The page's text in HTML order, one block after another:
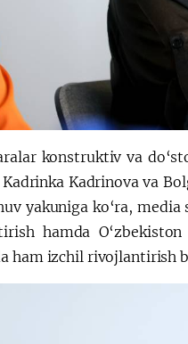
konstruktiv va
Kadrinka Kadrinova va
yakuniga ko‘ra,
hamda
ham izchil rivojlantirish